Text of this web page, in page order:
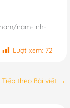
nam-linh-
Lượt xem: 72
Tiếp theo Bài viết →